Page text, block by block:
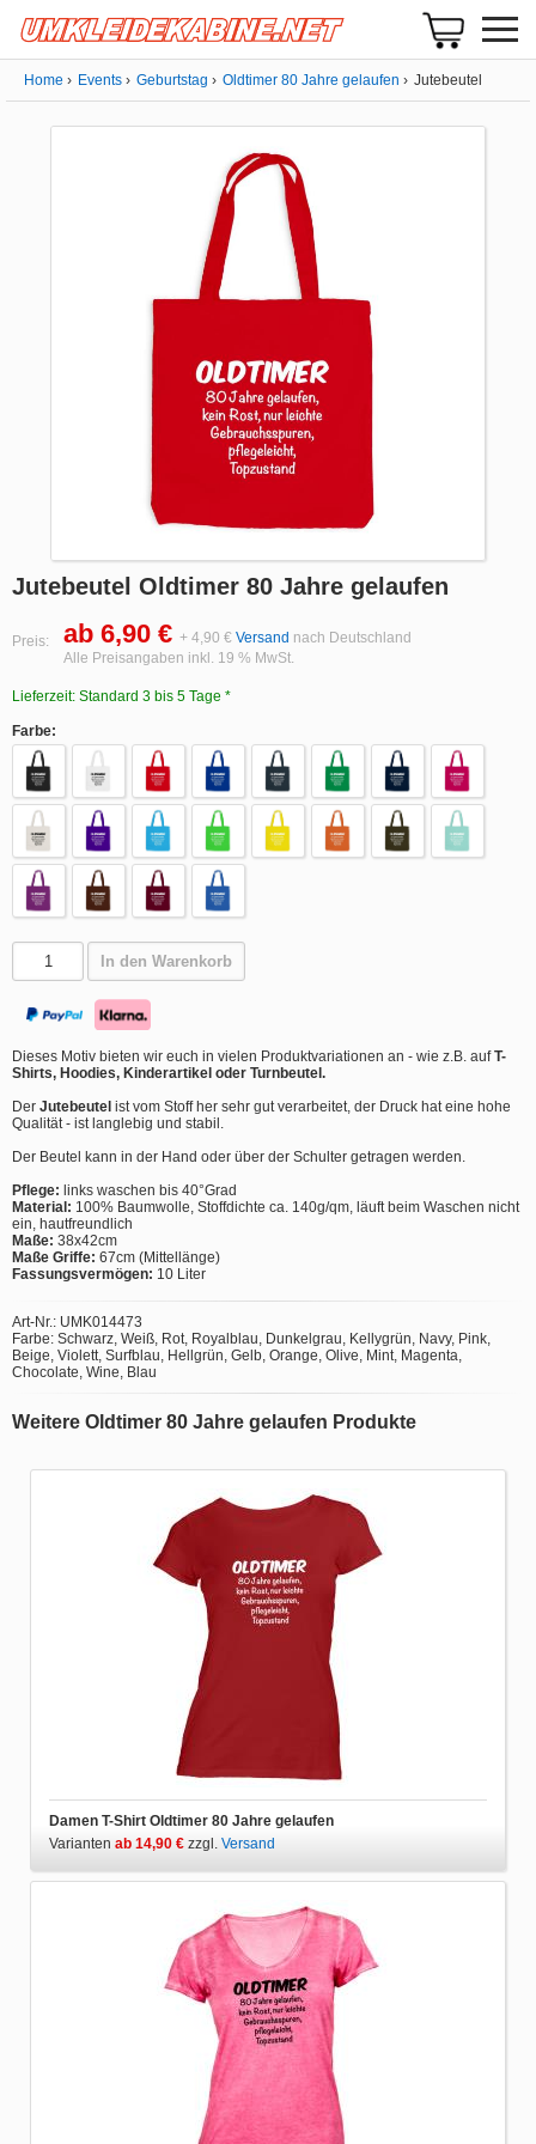
Home Events Geburtstag Oldtimer 80 Jahre gelaufen Jutebeutel
Jutebeutel Oldtimer 80 Jahre gelaufen
Preis: ab 6,90 € + 4,90 € Versand nach Deutschland
Alle Preisangaben inkl. 19 % MwSt.
Lieferzeit: Standard 3 bis 5 Tage *
Farbe:
In den Warenkorb
Dieses Motiv bieten wir euch in vielen Produktvariationen an - wie z.B. aufT-
Shirts, Hoodies, Kinderartikel oder Turnbeutel.
Der Jutebeutel ist vom Stoff her sehr gut verarbeitet, der Druck hat eine hohe
Qualität - ist langlebig und stabil.
Der Beutel kann in der Hand oder über der Schulter getragen werden.
Pflege: links waschen bis 40°Grad
Material: 100% Baumwolle, Stoffdichte ca. 140g/qm, läuft beim Waschen nicht
ein, hautfreundlich
Maße: 38x42cm
Maße Griffe: 67cm (Mittellänge)
Fassungsvermögen: 10 Liter
Art-Nr.: UMK014473
Farbe: Schwarz, Weiß, Rot, Royalblau, Dunkelgrau, Kellygrün, Navy, Pink,
Beige, Violett, Surfblau, Hellgrün, Gelb, Orange, Olive, Mint, Magenta,
Chocolate, Wine, Blau
Weitere Oldtimer 80 Jahre gelaufen Produkte
Damen T-Shirt Oldtimer 80 Jahre gelaufen
Varianten ab 14,90 € zzgl. Versand